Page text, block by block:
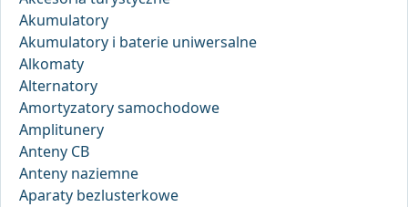
Akumulatory
Akumulatory i baterie uniwersalne
Alkomaty
Alternatory
Amortyzatory samochodowe
Amplitunery
Anteny CB
Anteny naziemne
Aparaty bezlusterkowe